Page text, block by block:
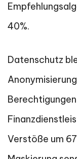
40%.
Datenschutz
Berechtigungen
Verstöße um